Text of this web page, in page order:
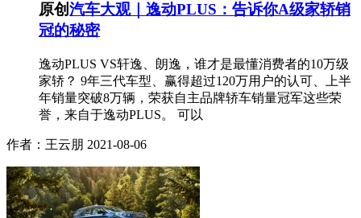
原创汽车大观｜逸动PLUS：告诉你A级家轿销
冠的秘密
逸动PLUS VS轩逸、朗逸，谁才是最懂消费者的10万级
家轿？ 9年三代车型、赢得超过120万用户的认可、上半
年销量突破8万辆，荣获自主品牌轿车销量冠军这些荣
誉，来自于逸动PLUS。 可以
作者：王云朋 2021-08-06